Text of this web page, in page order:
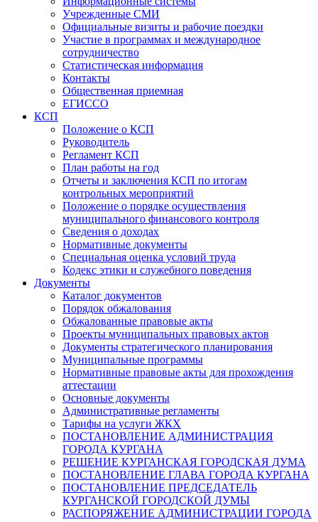
Учрежденные СМИ
Официальные визиты и рабочие поездки
Участие в программах и международное
сотрудничество
Статистическая информация
Контакты
Общественная приемная
ЕГИССО
КСП
Положение о КСП
Руководитель
Регламент КСП
План работы на год
Отчеты и заключения КСП по итогам
контрольных мероприятий
Положение о порядке осуществления
муниципального финансового контроля
Сведения о доходах
Нормативные документы
Специальная оценка условий труда
Кодекс этики и служебного поведения
Документы
Каталог документов
Порядок обжалования
Обжалованные правовые акты
Проекты муниципальных правовых актов
Документы стратегического планирования
Муниципальные программы
Нормативные правовые акты для прохождения
аттестации
Основные документы
Административные регламенты
Тарифы на услуги ЖКХ
ПОСТАНОВЛЕНИЕ АДМИНИСТРАЦИЯ
ГОРОДА КУРГАНА
РЕШЕНИЕ КУРГАНСКАЯ ГОРОДСКАЯ ДУМА
ПОСТАНОВЛЕНИЕ ГЛАВА ГОРОДА КУРГАНА
ПОСТАНОВЛЕНИЕ ПРЕДСЕДАТЕЛЬ
КУРГАНСКОЙ ГОРОДСКОЙ ДУМЫ
РАСПОРЯЖЕНИЕ АДМИНИСТРАЦИИ ГОРОДА